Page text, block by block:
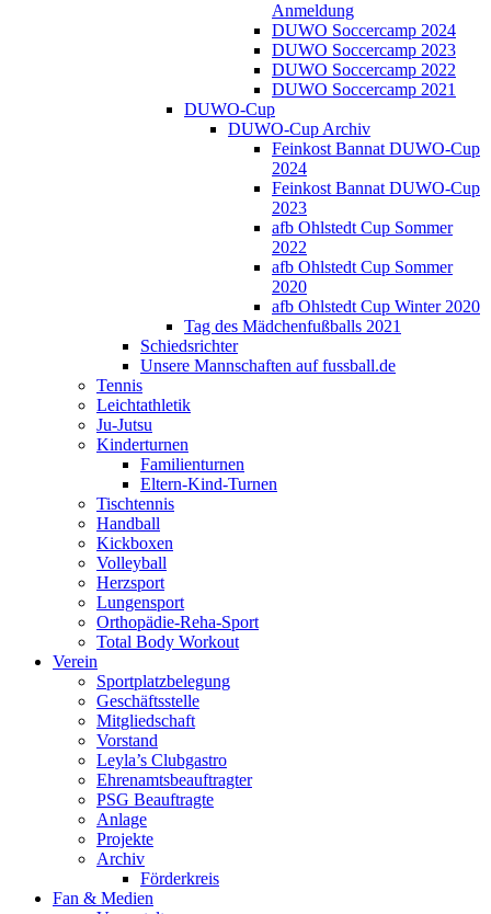
Anmeldung
DUWO Soccercamp 2024
DUWO Soccercamp 2023
DUWO Soccercamp 2022
DUWO Soccercamp 2021
DUWO-Cup
DUWO-Cup Archiv
Feinkost Bannat DUWO-Cup
2024
Feinkost Bannat DUWO-Cup
2023
afb Ohlstedt Cup Sommer
2022
afb Ohlstedt Cup Sommer
2020
afb Ohlstedt Cup Winter 2020
Tag des Mädchenfußballs 2021
Schiedsrichter
Unsere Mannschaften auf fussball.de
Tennis
Leichtathletik
Ju-Jutsu
Kinderturnen
Familienturnen
Eltern-Kind-Turnen
Tischtennis
Handball
Kickboxen
Volleyball
Herzsport
Lungensport
Orthopädie-Reha-Sport
Total Body Workout
Verein
Sportplatzbelegung
Geschäftsstelle
Mitgliedschaft
Vorstand
Leyla’s Clubgastro
Ehrenamtsbeauftragter
PSG Beauftragte
Anlage
Projekte
Archiv
Förderkreis
Fan & Medien